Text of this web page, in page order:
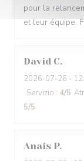
pour la
et leur équipe.
David C
2026-07-26 -
Servizio : 4/5
5/5
Anais P